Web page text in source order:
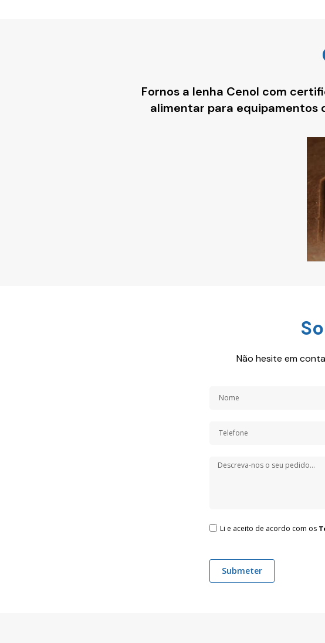
Fornos a lenha Cenol com
alimentar para equipamentos
Não hesite em
Li e aceito de acordo com os
Submeter